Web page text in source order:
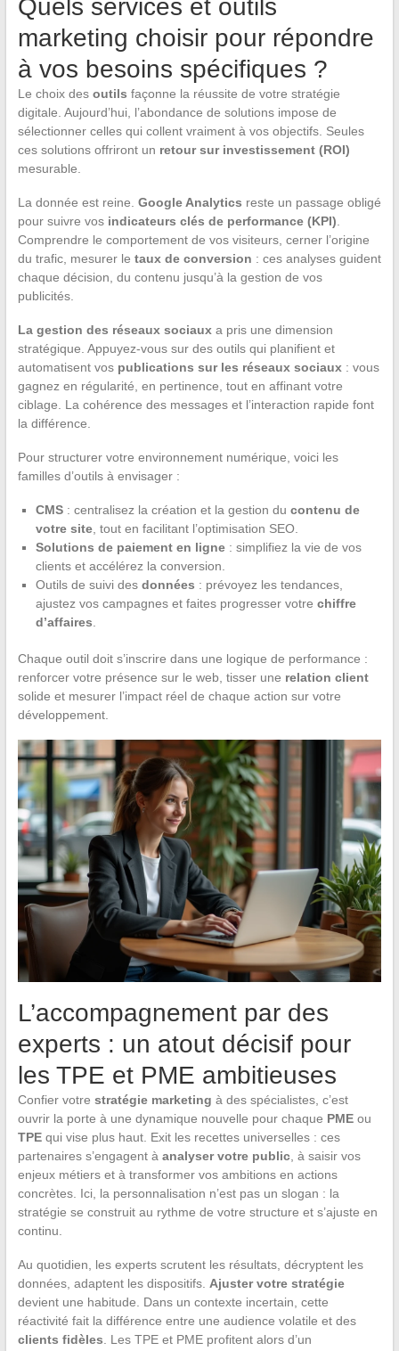
Quels services et outils
marketing choisir pour répondre
à vos besoins spécifiques ?
Le choix des outils façonne la réussite de votre stratégie
digitale. Aujourd’hui, l’abondance de solutions impose de
sélectionner celles qui collent vraiment à vos objectifs. Seules
ces solutions offriront un retour sur investissement (ROI)
mesurable.
La donnée est reine. Google Analytics reste un passage obligé
pour suivre vos indicateurs clés de performance (KPI)
Comprendre le comportement de vos visiteurs, cerner l’origine
du trafic, mesurer le taux de conversion : ces analyses guident
chaque décision, du contenu jusqu’à la gestion de vos
publicités.
La gestion des réseaux sociauxa pris une dimension
stratégique. Appuyez-vous sur des outils qui planifient et
automatisent vos publications sur les réseaux sociaux: vous
gagnez en régularité, en pertinence, tout en affinant votre
ciblage. La cohérence des messages et l’interaction rapide font
la différence.
Pour structurer votre environnement numérique, voici les
familles d’outils à envisager :
CMS: centralisez la création et la gestion du contenu de
votre site, tout en facilitant l’optimisation SEO.
Solutions de paiement en ligne: simplifiez la vie de vos
clients et accélérez la conversion.
Outils de suivi des données : prévoyez les tendances,
ajustez vos campagnes et faites progresser votre chiffre
d’affaires
Chaque outil doit s’inscrire dans une logique de performance :
renforcer votre présence sur le web, tisser une relation client
solide et mesurer l’impact réel de chaque action sur votre
développement.
L’accompagnement par des
experts : un atout décisif pour
les TPE et PME ambitieuses
Confier votre stratégie marketing à des spécialistes, c’est
ouvrir la porte à une dynamique nouvelle pour chaque PMEou
TPEqui vise plus haut. Exit les recettes universelles : ces
partenaires s’engagent à analyser votre public, à saisir vos
enjeux métiers et à transformer vos ambitions en actions
concrètes. Ici, la personnalisation n’est pas un slogan : la
stratégie se construit au rythme de votre structure et s’ajuste en
continu.
Au quotidien, les experts scrutent les résultats, décryptent les
données, adaptent les dispositifs. Ajuster votre stratégie
devient une habitude. Dans un contexte incertain, cette
réactivité fait la différence entre une audience volatile et des
clients fidèles . Les TPE et PME profitent alors d’un